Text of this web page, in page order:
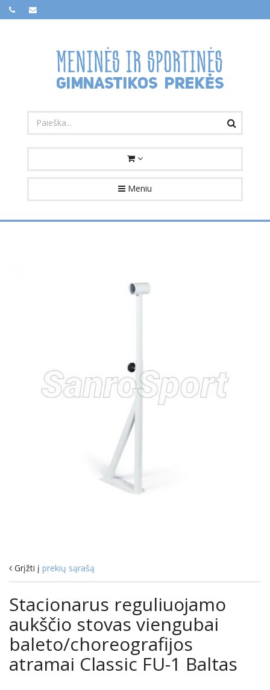
Meniu
Grįžti į prekių sąrašą
Stacionarus reguliuojamo
aukščio stovas viengubai
baleto/choreografijos
atramai Classic FU-1 Baltas